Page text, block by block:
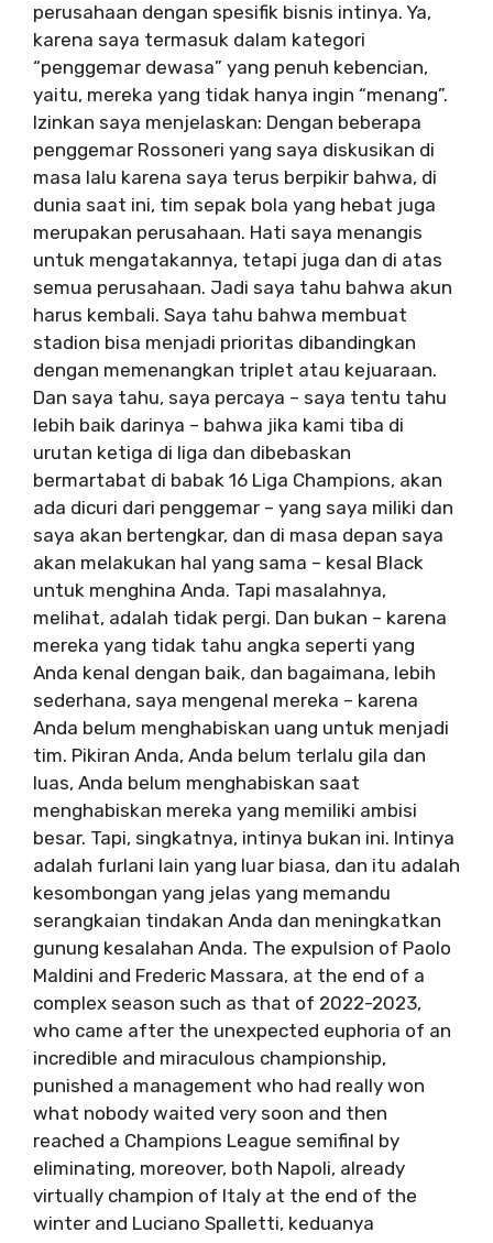
perusahaan dengan spesifik bisnis intinya. Ya,
karena saya termasuk dalam kategori
“penggemar dewasa” yang penuh kebencian,
yaitu, mereka yang tidak hanya ingin “menang”.
Izinkan saya menjelaskan: Dengan beberapa
penggemar Rossoneri yang saya diskusikan di
masa lalu karena saya terus berpikir bahwa, di
dunia saat ini, tim sepak bola yang hebat juga
merupakan perusahaan. Hati saya menangis
untuk mengatakannya, tetapi juga dan di atas
semua perusahaan. Jadi saya tahu bahwa akun
harus kembali. Saya tahu bahwa membuat
stadion bisa menjadi prioritas dibandingkan
dengan memenangkan triplet atau kejuaraan.
Dan saya tahu, saya percaya – saya tentu tahu
lebih baik darinya – bahwa jika kami tiba di
urutan ketiga di liga dan dibebaskan
bermartabat di babak 16 Liga Champions, akan
ada dicuri dari penggemar – yang saya miliki dan
saya akan bertengkar, dan di masa depan saya
akan melakukan hal yang sama – kesal Black
untuk menghina Anda. Tapi masalahnya,
melihat, adalah tidak pergi. Dan bukan – karena
mereka yang tidak tahu angka seperti yang
Anda kenal dengan baik, dan bagaimana, lebih
sederhana, saya mengenal mereka – karena
Anda belum menghabiskan uang untuk menjadi
tim. Pikiran Anda, Anda belum terlalu gila dan
luas, Anda belum menghabiskan saat
menghabiskan mereka yang memiliki ambisi
besar. Tapi, singkatnya, intinya bukan ini. Intinya
adalah furlani lain yang luar biasa, dan itu adalah
kesombongan yang jelas yang memandu
serangkaian tindakan Anda dan meningkatkan
gunung kesalahan Anda. The expulsion of Paolo
Maldini and Frederic Massara, at the end of a
complex season such as that of 2022-2023,
who came after the unexpected euphoria of an
incredible and miraculous championship,
punished a management who had really won
what nobody waited very soon and then
reached a Champions League semifinal by
eliminating, moreover, both Napoli, already
virtually champion of Italy at the end of the
winter and Luciano Spalletti, keduanya